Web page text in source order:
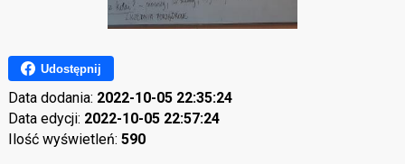
Udostępnij
Data dodania: 2022-10-05 22:35:24
Data edycji: 2022-10-05 22:57:24
Ilość wyświetleń: 590